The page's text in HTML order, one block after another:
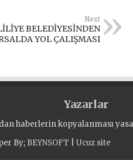
Next
BELEDİYESİNDEN
YOL ÇALIŞMASI
Yazarlar
haberlerin kopyalanması
By; BEYNSOFT Ucuz site